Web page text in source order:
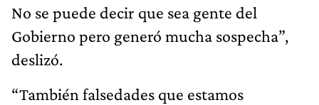
No se puede decir que sea gente del
Gobierno pero generó mucha sospecha”,
deslizó.
“También falsedades que estamos